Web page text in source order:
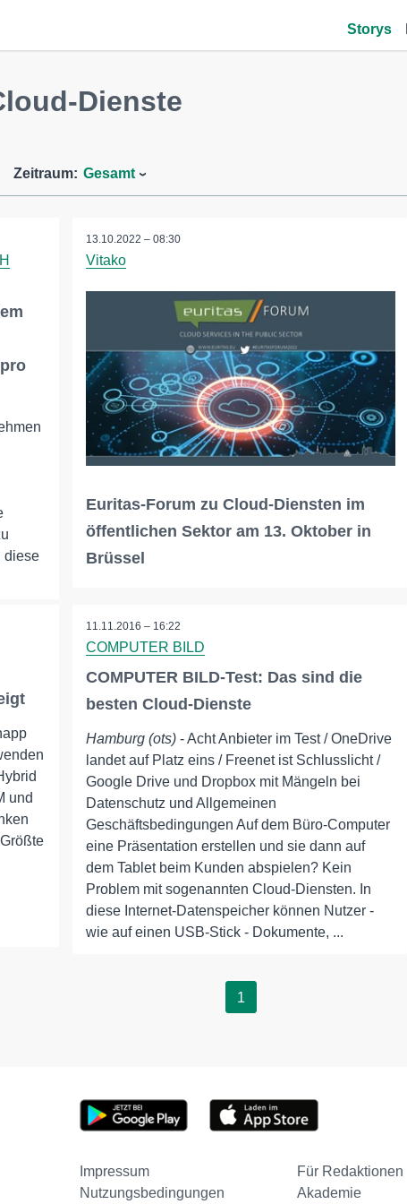
Storys
Dienste
Zeitraum: Gesamt
diese
13.10.2022 – 08:30
Vitako
Euritas-Forum zu Cloud-Diensten im
öffentlichen Sektor am 13. Oktober in
Brüssel
und
11.11.2016 – 16:22
COMPUTER BILD
COMPUTER BILD-Test: Das sind die
besten Cloud-Dienste
Hamburg (ots)- Acht Anbieter im Test / OneDrive
landet auf Platz eins / Freenet ist Schlusslicht /
Google Drive und Dropbox mit Mängeln bei
Datenschutz und Allgemeinen
Geschäftsbedingungen Auf dem Büro-Computer
eine Präsentation erstellen und sie dann auf
dem Tablet beim Kunden abspielen? Kein
Problem mit sogenannten Cloud-Diensten. In
diese Internet-Datenspeicher können Nutzer -
wie auf einen USB-Stick - Dokumente, ...
1
Impressum Für Redaktionen
Nutzungsbedingungen
Akademie